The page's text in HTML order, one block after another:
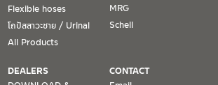
warranty claims, a product must be in
condition. If defects such as dents,
breakage are evident, or its overall
Flexible hoses
โถปัสสาวะชาย / Urinal
All Products
MRG
Schell
DEALERS
CONTACT